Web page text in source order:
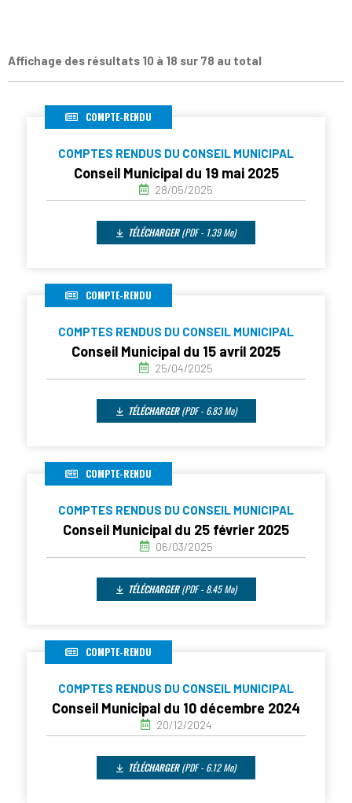
Affichage des résultats 10 à 18 sur 78 au total
COMPTE-RENDU
COMPTES RENDUS DU CONSEIL MUNICIPAL
Conseil Municipal du 19 mai 2025
28/05/2025
TÉLÉCHARGER(PDF - 1.39 Mo)
COMPTE-RENDU
COMPTES RENDUS DU CONSEIL MUNICIPAL
Conseil Municipal du 15 avril 2025
25/04/2025
TÉLÉCHARGER(PDF - 6.83 Mo)
COMPTE-RENDU
COMPTES RENDUS DU CONSEIL MUNICIPAL
Conseil Municipal du 25 février 2025
06/03/2025
TÉLÉCHARGER(PDF - 8.45 Mo)
COMPTE-RENDU
COMPTES RENDUS DU CONSEIL MUNICIPAL
Conseil Municipal du 10 décembre 2024
20/12/2024
TÉLÉCHARGER(PDF - 6.12 Mo)